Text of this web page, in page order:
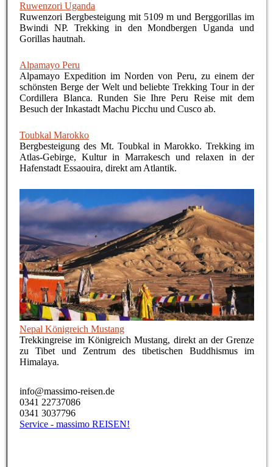
Ruwenzori Uganda
Ruwenzori Bergbesteigung mit 5109 m und Berggorillas im
Bwindi NP. Trekking in den Mondbergen Uganda und
Gorillas hautnah.
Alpamayo Peru
Alpamayo Expedition im Norden von Peru, zu einem der
schönsten Berge der Welt und beliebte Trekking Tour in der
Cordillera Blanca. Runden Sie Ihre Peru Reise mit dem
Besuch der Inkastadt Machu Picchu und Cusco ab.
Toubkal Marokko
Bergbesteigung des Mt. Toubkal in Marokko. Trekking im
Atlas-Gebirge, Kultur in Marrakesch und relaxen in der
Hafenstadt Essaouira, direkt am Atlantik.
Nepal Königreich Mustang
Trekkingreise im Königreich Mustang, direkt an der Grenze
zu Tibet und Zentrum des tibetischen Buddhismus im
Himalaya.
info@massimo-reisen.de
0341 22737086
0341 3037796
Service - massimo REISEN!